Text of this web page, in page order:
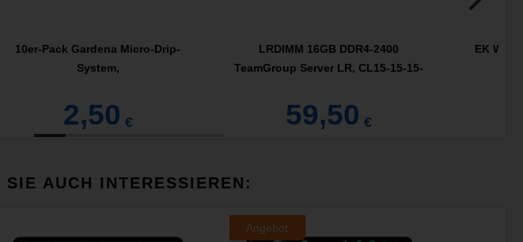
10er-Pack Gardena Micro-Drip-
System,
2,50 €
LRDIMM 16GB DDR4-2400
TeamGroup Server LR, CL15-15-15-
59,50 €
EK
AUCH INTERESSIEREN:
Angebot